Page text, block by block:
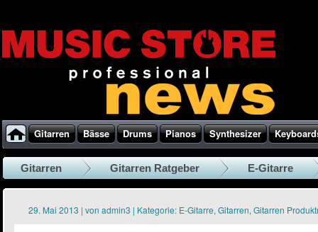
Gitarren Bässe Drums Pianos Synthesizer
Gitarren Gitarren Ratgeber E-Gitarre
29. Mai 2013 | von admin3 | Kategorie: E-Gitarre, Gitarren, Gitarren